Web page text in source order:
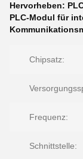
Hervorheben:
PLC-Modul für
Chipsatz:
Frequenz:
Schnittstelle: